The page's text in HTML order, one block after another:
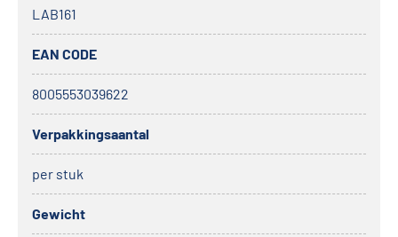
LAB161
EAN CODE
8005553039622
Verpakkingsaantal
per stuk
Gewicht